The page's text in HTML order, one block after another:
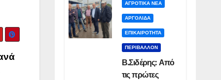
ΑΓΡΟΤΙΚΑ ΝΕΑ
ΑΡΓΟΛΙΔΑ
ΕΠΙΚΑΙΡΟΤΗΤΑ
ΠΕΡΙΒΑΛΛΟΝ
Β.Σιδέρης: Από
τις πρώτες